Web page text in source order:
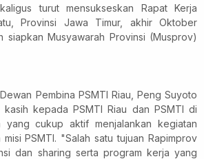
turut mensukseskan Rapat Kerja
Provinsi Jawa Timur, akhir Oktober
siapkan Musyawarah Provinsi (Musprov)
Pembina PSMTI Riau, Peng Suyoto
kasih kepada PSMTI Riau dan PSMTI di
cukup aktif menjalankan kegiatan
PSMTI. "Salah satu tujuan Rapimprov
dan sharing serta program kerja yang